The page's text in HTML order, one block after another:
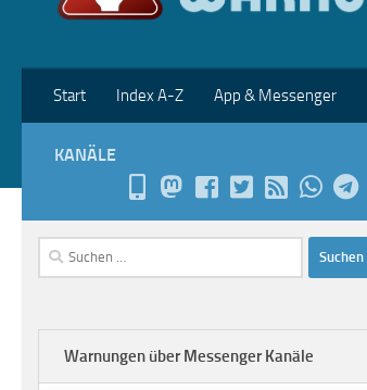
Start Index A-Z App & Messenger
KANÄLE
Suchen
nach:
Warnungen über Messenger Kanäle